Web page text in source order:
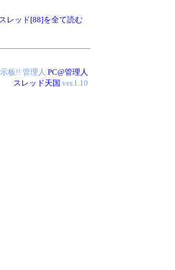
レッド[88]を全て読む
板!! 管理人 PC@管理人
スレッド天国 ver.1.10